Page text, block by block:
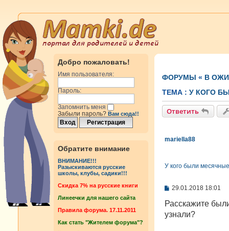
Добро пожаловать!
Имя пользователя:
Пароль:
Запомнить меня
Забыли пароль? Вам сюда!!
Обратите внимание
ВНИМАНИЕ!!!
Разыскиваются русские
школы, клубы, садики!!!
Cкидка 7% на русские книги
Линеечки для нашего сайта
Правила форума. 17.11.2011
Как стать "Жителем форума"?
ФОРУМЫ « В
ТЕМА : У КОГО
Ответить
mariella88
У кого были
С
о
щ
29.01.2018 18:01
Расскажите
узнали?